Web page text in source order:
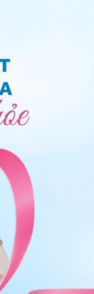
Tôi đã đọc và đồng
DLCN của tôi theo